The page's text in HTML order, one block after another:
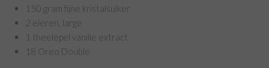
150 gram fijne kristalsuiker
2 eieren, large
1 theelepel vanille extract
18 Oreo Double